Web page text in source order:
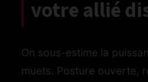
votre allié
On sous-estime la
muets. Posture ouverte,